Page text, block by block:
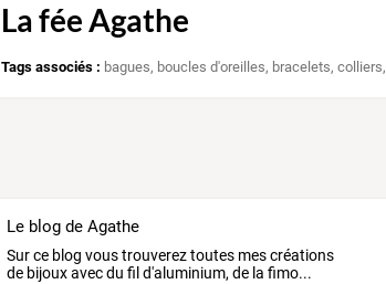
La fée Agathe
Tags associés : bagues, boucles d'oreilles, bracelets,colliers,
Le blog de Agathe
Sur ce blog vous trouverez toutes mes créations
de bijoux avec du fil d'aluminium, de la fimo...